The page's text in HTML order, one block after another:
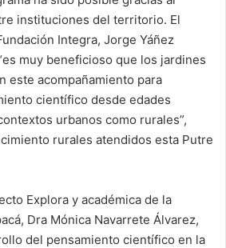
instituciones del territorio. El
Integra, Jorge Yáñez
muy beneficioso que los jardines
este acompañamiento para
científico desde edades
urbanos como rurales”,
rurales atendidos esta Putre
Explora y académica de la
Dra Mónica Navarrete Álvarez,
del pensamiento científico en la